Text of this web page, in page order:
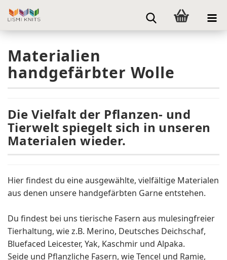
Materialien
handgefärbter Wolle
Die Vielfalt der Pflanzen- und
Tierwelt spiegelt sich in unseren
Materialen wieder.
Hier findest du eine ausgewählte, vielfältige Materialen
aus denen unsere handgefärbten Garne entstehen.
Du findest bei uns tierische Fasern aus mulesingfreier
Tierhaltung, wie z.B. Merino, Deutsches Deichschaf,
Bluefaced Leicester, Yak, Kaschmir und Alpaka.
Seide und Pflanzliche Fasern, wie Tencel und Ramie,